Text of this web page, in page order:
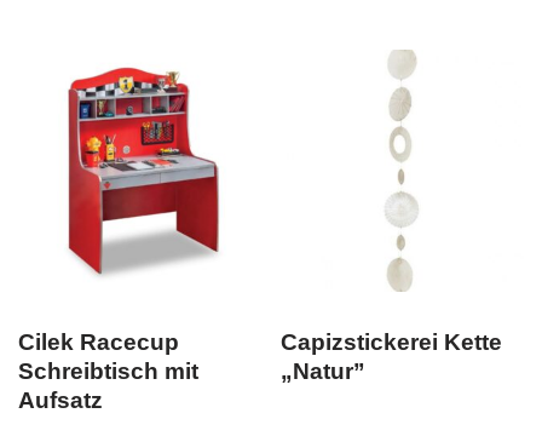
Cilek Racecup
Schreibtisch mit
Aufsatz
Capizstickerei Kette
„Natur”